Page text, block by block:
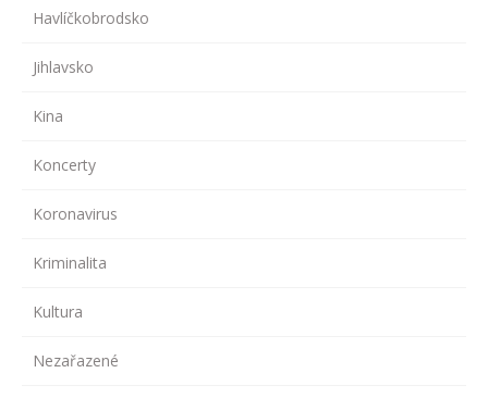
Havlíčkobrodsko
Jihlavsko
Kina
Koncerty
Koronavirus
Kriminalita
Kultura
Nezařazené